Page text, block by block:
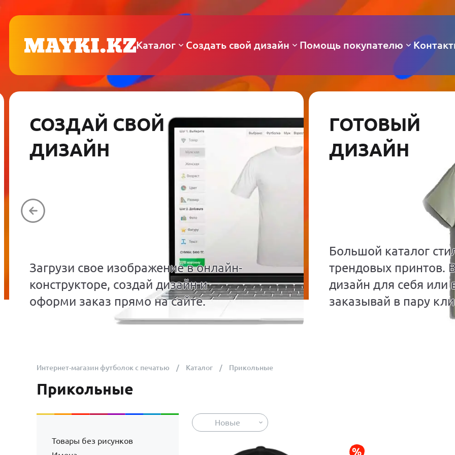
Каталог Создать свой дизайн Помощь покупателю
СОЗДАЙ СВОЙ
ДИЗАЙН
Загрузи свое изображение в онлайн-
конструкторе, создай дизайн и
оформи заказ прямо на сайте.
ГОТОВЫЙ
ДИЗАЙН
Большой каталог
трендовых принтов.
дизайн для себя или
заказывай в пару
Интернет-магазин футболок с печатью Каталог Прикольные
Прикольные
Товары без рисунков
Новые